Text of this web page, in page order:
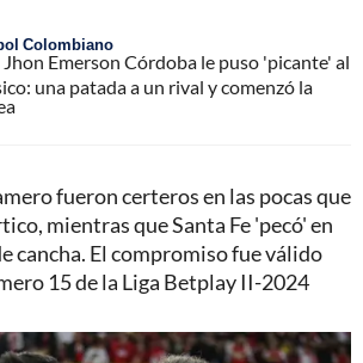
Colombiano
Jhon Emerson Córdoba le puso 'picante' al
una patada a un rival y comenzó la
fueron certeros en las pocas que
mientras que Santa Fe 'pecó' en
cancha. El compromiso fue válido
15 de la Liga Betplay II-2024